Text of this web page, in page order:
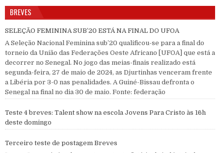
BREVES
SELEÇÃO FEMININA SUB’20 ESTÁ NA FINAL DO UFOA
A Seleção Nacional Feminina sub’20 qualificou-se para a final do
torneio da União das Federações Oeste Africano [UFOA] que está a
decorrer no Senegal. No jogo das meias-finais realizado está
segunda-feira, 27 de maio de 2024, as Djurtinhas venceram frente
a Libéria por 3-0 nas penalidades. A Guiné-Bissau defronta o
Senegal na final no dia 30 de maio. Fonte: federação
Teste 4 breves: Talent show na escola Jovens Para Cristo às 16h
deste domingo
Terceiro teste de postagem Breves